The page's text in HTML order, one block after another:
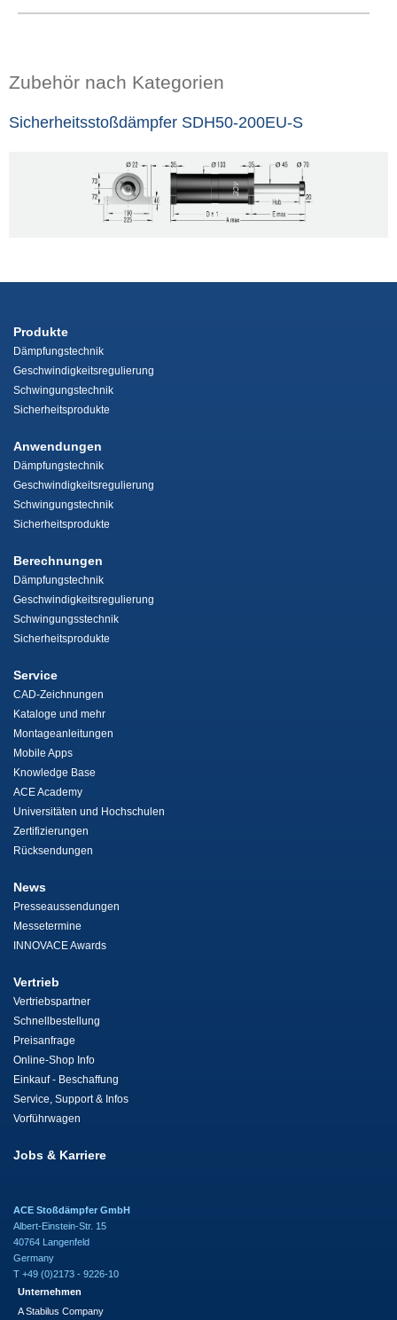
Zubehör nach Kategorien
Sicherheitsstoßdämpfer SDH50-200EU-S
Produkte
Dämpfungstechnik
Geschwindigkeitsregulierung
Schwingungstechnik
Sicherheitsprodukte
Anwendungen
Dämpfungstechnik
Geschwindigkeitsregulierung
Schwingungstechnik
Sicherheitsprodukte
Berechnungen
Dämpfungstechnik
Geschwindigkeitsregulierung
Schwingungsstechnik
Sicherheitsprodukte
Service
CAD-Zeichnungen
Kataloge und mehr
Montageanleitungen
Mobile Apps
Knowledge Base
ACE Academy
Universitäten und Hochschulen
Zertifizierungen
Rücksendungen
News
Presseaussendungen
Messetermine
INNOVACE Awards
Vertrieb
Vertriebspartner
Schnellbestellung
Preisanfrage
Online-Shop Info
Einkauf - Beschaffung
Service, Support & Infos
Vorführwagen
Jobs & Karriere
ACE Stoßdämpfer GmbH
Albert-Einstein-Str. 15
40764 Langenfeld
Germany
T +49 (0)2173 - 9226-10
Unternehmen
A Stabilus Company